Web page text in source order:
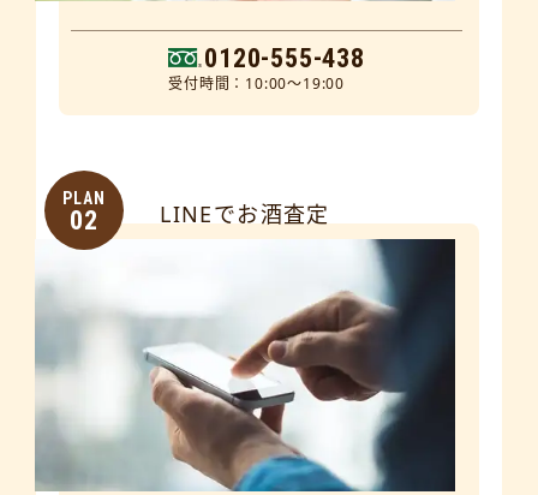
0120-555-438
受付時間：10:00～19:00
PLAN
02 LINEでお酒査定